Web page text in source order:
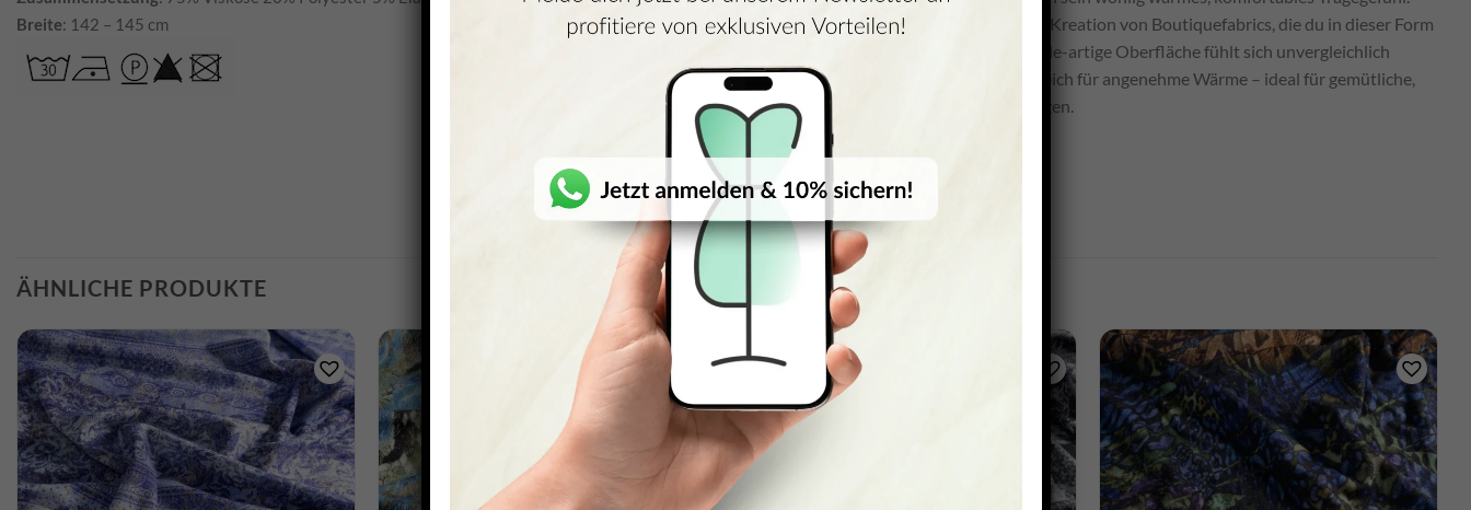
Breite: 142 – 145 cm
Es handelt sich um eine exklusive Jersey-Kreation von Boutiquefabrics, die du in dieser Form
nirgendwo sonst findest. Die weiche, wolle-artige Oberfläche fühlt sich unvergleichlich
kuschelig auf der Haut an und sorgt zugleich für angenehme Wärme – ideal für gemütliche,
stilvolle Kleidungsstücke an kühleren Tagen.
ÄHNLICHE PRODUKTE